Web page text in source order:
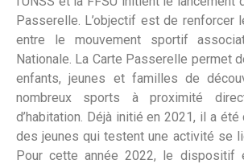
Passerelle. L’objectif est de renforcer
entre le mouvement sportif
Nationale. La Carte Passerelle permet
enfants, jeunes et familles de
nombreux sports à proximité
d’habitation. Déjà initié en 2021, il a
des jeunes qui testent une activité se
Pour cette année 2022, le dispositif